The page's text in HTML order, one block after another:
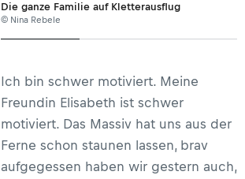
Die ganze Familie auf Kletterausflug
© Nina Rebele
Ich bin schwer motiviert. Meine
Freundin Elisabeth ist schwer
motiviert. Das Massiv hat uns aus der
Ferne schon staunen lassen, brav
aufgegessen haben wir gestern auch,